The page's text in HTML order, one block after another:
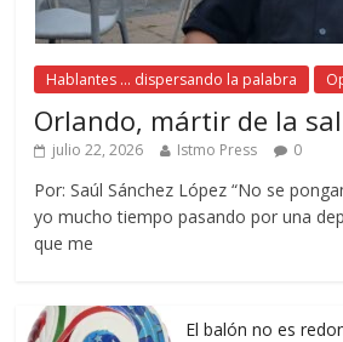
Hablantes ... dispersando la palabra
Orlando, mártir de la
julio 22, 2026 Istmo Press 0
Por: Saúl Sánchez López “No se
yo mucho tiempo pasando por una
que me
El balón no es